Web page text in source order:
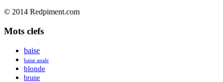
© 2014 Redpiment.com
Mots clefs
baise
baise anale
blonde
brune